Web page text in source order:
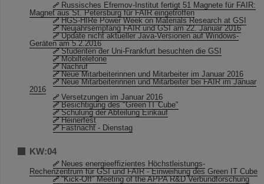
Russisches Efremov-Institut fertigt 51 Magnete für FAIR:
Magnet aus St. Petersburg für FAIR eingetroffen
HGS-HIRe Power Week on Materials Research at GSI
Neujahrsempfang FAIR und GSI am 22. Januar 2016
Update nicht aktueller Java-Versionen auf Windows-
Geräten am 5.2.2016
Studenten der Uni-Frankfurt besuchten die GSI
Mobiltelefone
Nachruf
Neue Mitarbeiterinnen und Mitarbeiter im Januar 2016
Neue Mitarbeiterinnen und Mitarbeiter bei FAIR im Januar
2016
Versetzungen im Januar 2016
Besichtigung des "Green IT Cube"
Schulung der Abteilung Einkauf
Heinerfest
Fastnacht - Dienstag
KW:04
Neues energieeffizientes Höchstleistungs-
Rechenzentrum für GSI und FAIR - Einweihung des Green IT Cube
“Kick-Off” Meeting of the APPA R&D Verbundforschung